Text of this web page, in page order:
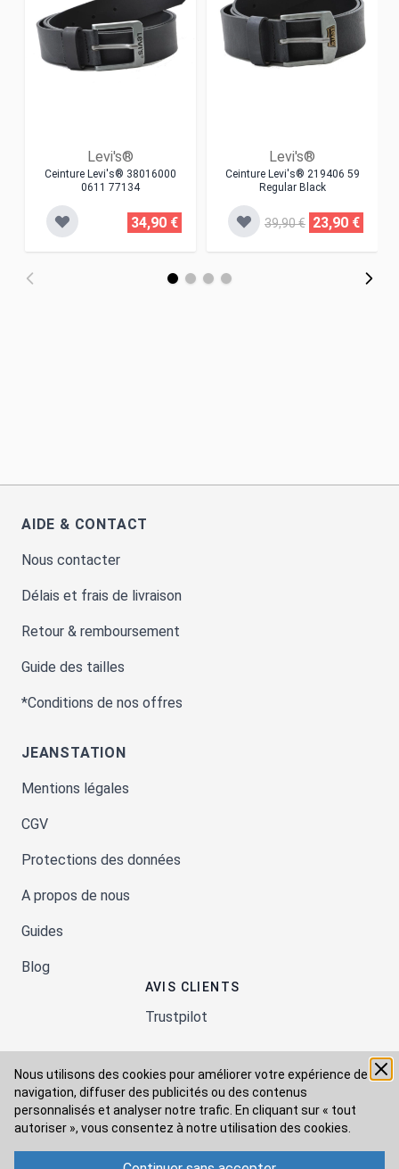
Nous utilisons des cookies pour améliorer votre expérience de
navigation, diffuser des publicités ou des contenus
personnalisés et analyser notre trafic. En cliquant sur « tout
autoriser », vous consentez à notre utilisation des cookies.
Levi's®
Ceinture Levi's® 38016000
0611 77134
34,90 €
Levi's®
Ceinture Levi's® 219406 59
Regular Black
39,90 € 23,90 €
AIDE & CONTACT
Nous contacter
Délais et frais de livraison
Retour & remboursement
Guide des tailles
*Conditions de nos offres
JEANSTATION
Mentions légales
CGV
Protections des données
A propos de nous
Guides
Blog
AVIS CLIENTS
Trustpilot
Moyens de paiement
Modes de livraison